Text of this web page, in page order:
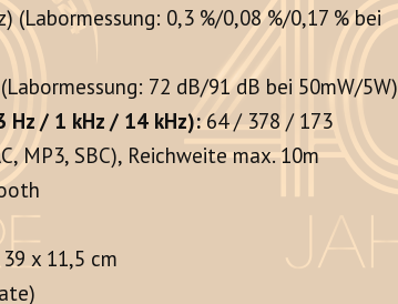
(Labormessung: 0,3 %/0,08 %/0,17 % bei
72 dB/91 dB bei 50mW/5W)
Hz / 1 kHz / 14 kHz): 64 / 378 / 173
MP3, SBC), Reichweite max. 10m
x 11,5 cm